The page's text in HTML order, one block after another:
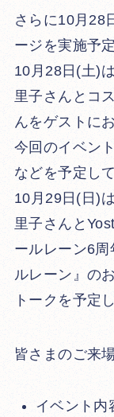
さらに10月28
ージを実施予定
10月28日(土)
里子さんとコ
んをゲストに
今回のイベン
などを予定し
10月29日(日)
里子さんと
ールレーン6
ルレーン』の
トークを予定
皆さまのご来
イベント内